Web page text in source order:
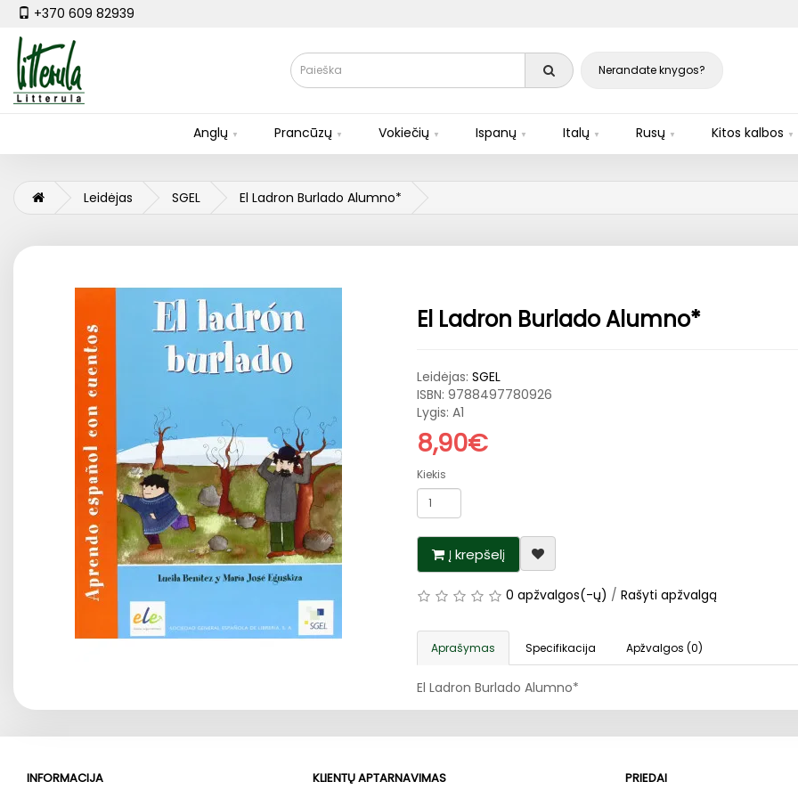
+370 609 82939
Nerandate knygos?
Anglų Prancūzų Vokiečių Ispanų Italų Rusų Kitos kalbos
Leidėjas SGEL El Ladron Burlado Alumno*
El Ladron Burlado Alumno*
Leidėjas: SGEL
ISBN: 9788497780926
Lygis: A1
8,90€
Kiekis
Į krepšelį
0 apžvalgos(-ų) / Rašyti apžvalgą
Aprašymas Specifikacija Apžvalgos (0)
El Ladron Burlado Alumno*
INFORMACIJA KLIENTŲ APTARNAVIMAS PRIEDAI